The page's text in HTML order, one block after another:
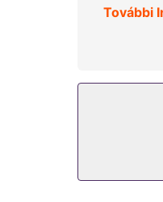
A
Élvezze
a(z)
További